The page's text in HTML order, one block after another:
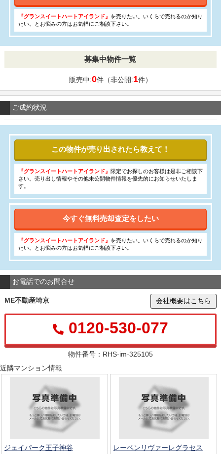
『グランスイートハートアイランド』 を売りたい。いくらで売れるのか知り
たい。とお悩みの方はお気軽にご相談下さい。
募集中物件一覧
販売中:0件（非公開:1件）
ご成約状況
この物件が売り出されたら教えて！
『グランスイートハートアイランド』 限定でお探しのお客様は是非ご相談下
さい。売り出し情報やその他未公開物件情報を優先的にお知らせいたしま
す。
今すぐ無料売却査定をしたい
『グランスイートハートアイランド』 を売りたい。いくらで売れるのか知り
たい。とお悩みの方はお気軽にご相談下さい。
お電話でのお問合せ
ME不動産埼京 会社概要はこちら
0120-530-077
物件番号：RHS-im-325105
近隣マンション情報
ジェイパーク王子神谷
レーベンリヴァーレグラセス